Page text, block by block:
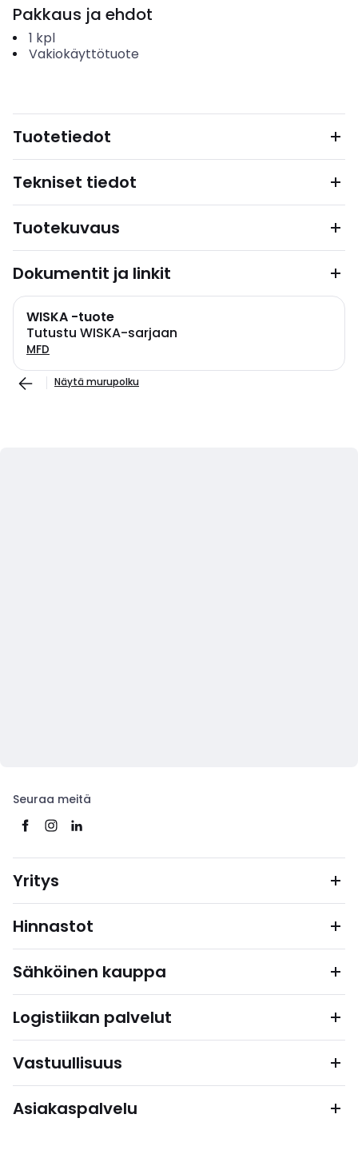
Pakkaus ja ehdot
1 kpl
Vakiokäyttötuote
Tuotetiedot
Tekniset tiedot
Tuotekuvaus
Dokumentit ja linkit
WISKA -tuote
Tutustu WISKA-sarjaan
MFD
Näytä murupolku
Seuraa meitä
Yritys
Hinnastot
Sähköinen kauppa
Logistiikan palvelut
Vastuullisuus
Asiakaspalvelu